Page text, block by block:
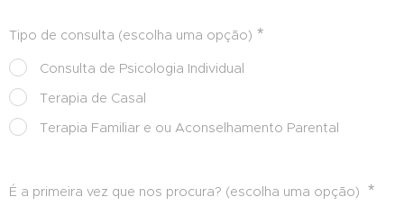
Tipo de consulta (escolha uma opção)
Consulta de Psicologia Individual
Terapia de Casal
Terapia Familiar e ou Aconselhamento Parental
É a primeira vez que nos procura? (escolha uma opção)